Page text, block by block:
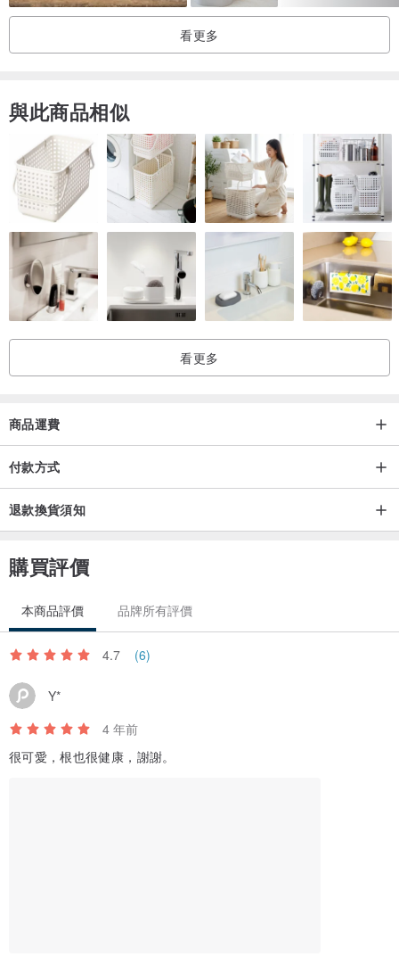
土壤有間隙，即可幫助水的流通與根部的延伸。
➽ 鬆軟度
為了避免根部在發展時刮傷，造成傷口感染，土本身應該保持鬆軟，
避免鋒利的切面。
(測試方法：把食指垂直按進土中，假如沒有刮傷手指不會疼痛就是合
格的)
➽ 養分
土本身應該富含氮磷鉀與有機質（調配時應加入肥料）佔總介質的5-
10％。
➽ 保水度
在自身的養植環境下至少要可以保濕3-7天（新手養植可以3天）。
短。
➽ 何謂『休眠期』?
多肉原產地下雨都多週期性，集中於夏天或冬天。因此養成了植物雨
季蓄水度過『旱季』的DNA，上面提到的旱季就是我們普遍所謂的休
休眠期並不是指植物完全休眠、不喝水的狀態，而是指進入了活力低
所以才需要配合植物的生長天性去澆水。
➽ 該何時澆水?
生於大自然的植物喝水是有規律的，它們能依賴露水或大自然的雨，
所以說，要判斷澆水時機只要看外面天氣即可。
➽ 因下雨天時都會使：1）陽光變弱 2）溫度比平時低 3）空氣
看更多
與此商品相似
看更多
商品運費
付款方式
退款換貨須知
購買評價
本商品評價 品牌所有評價
4.7 (6)
Y*
4 年前
很可愛，根也很健康，謝謝。